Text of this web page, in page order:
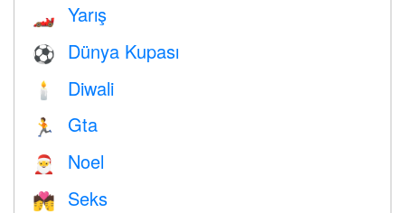
🏎 Yarış
⚽ Dünya Kupası
🕯 Diwali
🏃 Gta
🎅 Noel
💏 Seks